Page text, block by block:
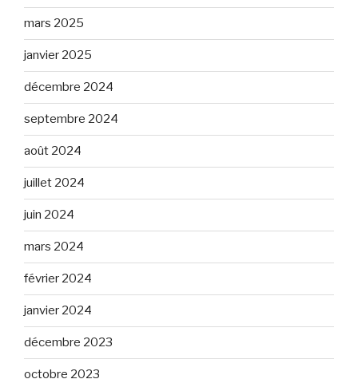
mars 2025
janvier 2025
décembre 2024
septembre 2024
août 2024
juillet 2024
juin 2024
mars 2024
février 2024
janvier 2024
décembre 2023
octobre 2023